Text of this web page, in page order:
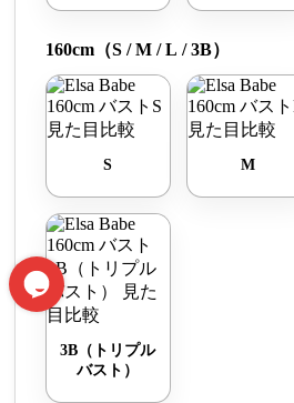
160cm（S / M / L / 3B）
S M
3B（トリプル
バスト）